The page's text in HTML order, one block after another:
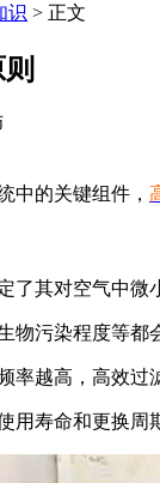
识 > 正文
中的关键组件，
了其对空气中微
物污染程度等
率越高，高效过
用寿命和更换周